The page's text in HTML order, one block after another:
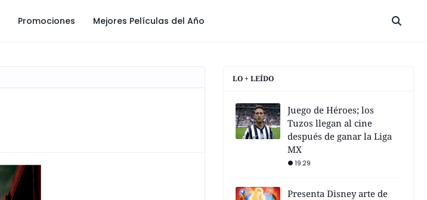
Promociones Mejores Películas del Año
LO + LEÍDO
Juego de Héroes; los
Tuzos llegan al cine
después de ganar la Liga
MX
19:29
Presenta Disney arte de